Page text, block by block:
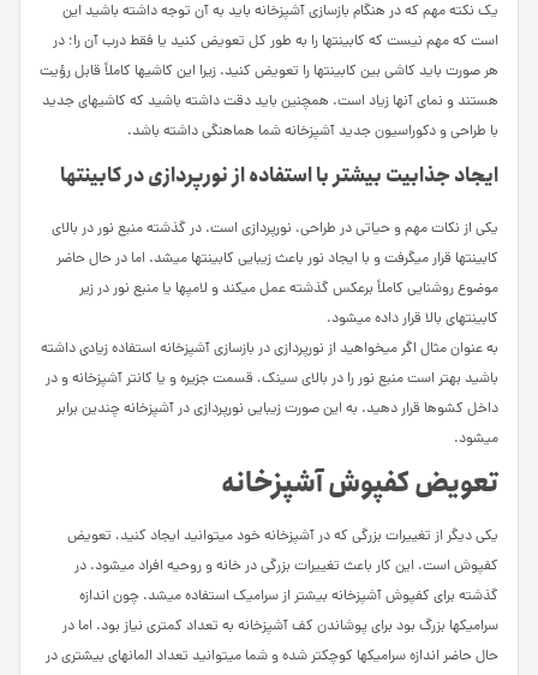
یک نکته مهم که در هنگام بازسازی آشپزخانه باید به آن توجه داشته باشید این
است که مهم نیست که کابینت­ها را به طور کل تعویض کنید یا فقط درب آن را؛ در
هر صورت باید کاشی بین کابینت­ها را تعویض کنید. زیرا این کاشی­ها کاملاً قابل رؤیت
هستند و نمای آنها زیاد است. همچنین باید دقت داشته باشید که کاشی­های جدید
با طراحی و دکوراسیون جدید آشپزخانه شما هماهنگی داشته باشد.
ایجاد جذابیت بیشتر با استفاده از نورپردازی در کابینت­ها
یکی از نکات مهم و حیاتی در طراحی، نورپردازی است. در گذشته منبع نور در بالای
کابینت­ها قرار می­گرفت و با ایجاد نور باعث زیبایی کابینت­ها می­شد. اما در حال حاضر
موضوع روشنایی کاملاً برعکس گذشته عمل می­کند و لامپ­ها یا منبع نور در زیر
کابینت­های بالا قرار داده می­شود.
به عنوان مثال اگر می­خواهید از نورپردازی در بازسازی آشپزخانه استفاده زیادی داشته
باشید بهتر است منبع نور را در بالای سینک، قسمت جزیره و یا کانتر آشپزخانه و در
داخل کشوها قرار دهید. به این صورت زیبایی نورپردازی در آشپزخانه چندین برابر
می­شود.
تعویض کفپوش آشپزخانه
یکی دیگر از تغییرات بزرگی که در آشپزخانه خود می­توانید ایجاد کنید، تعویض
کفپوش است. این کار باعث تغییرات بزرگی در خانه و روحیه افراد می­شود. در
گذشته برای کفپوش آشپزخانه بیشتر از سرامیک استفاده می­شد. چون اندازه
سرامیک­ها بزرگ بود برای پوشاندن کف آشپزخانه به تعداد کمتری نیاز بود. اما در
حال حاضر اندازه سرامیک­ها کوچک­تر شده و شما می­توانید تعداد المان­های بیشتری در